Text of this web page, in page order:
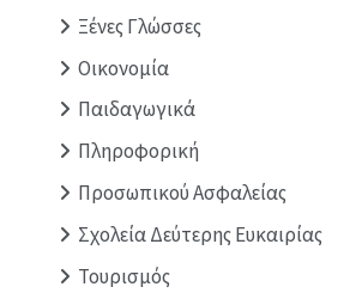
Ξένες Γλώσσες
Οικονομία
Παιδαγωγικά
Πληροφορική
Προσωπικού Ασφαλείας
Σχολεία Δεύτερης Ευκαιρίας
Τουρισμός